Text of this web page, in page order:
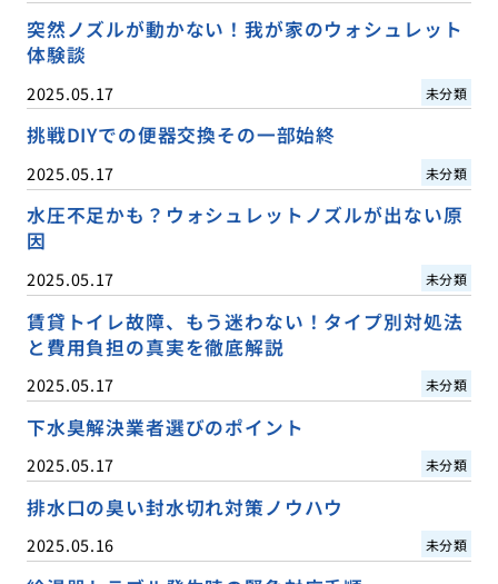
突然ノズルが動かない！我が家のウォシュレット
体験談
2025.05.17 未分類
挑戦DIYでの便器交換その一部始終
2025.05.17 未分類
水圧不足かも？ウォシュレットノズルが出ない原
因
2025.05.17 未分類
賃貸トイレ故障、もう迷わない！タイプ別対処法
と費用負担の真実を徹底解説
2025.05.17 未分類
下水臭解決業者選びのポイント
2025.05.17 未分類
排水口の臭い封水切れ対策ノウハウ
2025.05.16 未分類